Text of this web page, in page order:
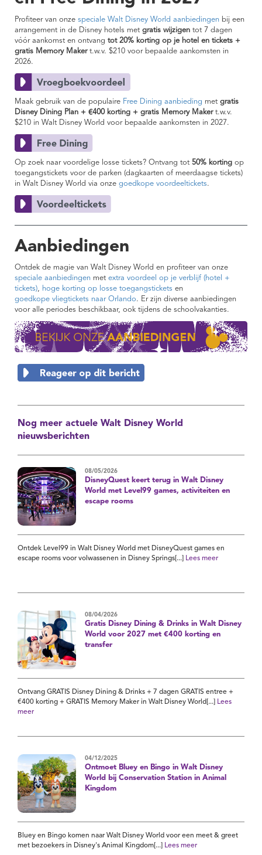
Profiteer van onze speciale Walt Disney World aanbiedingen bij een
arrangement in de Disney hotels met gratis wijzigen tot 7 dagen
vóór aankomst en ontvang tot 20% korting op je hotel en tickets +
gratis Memory Maker t.w.v. $210 voor bepaalde aankomsten in
2026.
Maak gebruik van de populaire Free Dining aanbieding met gratis
Disney Dining Plan + €400 korting + gratis Memory Makert.w.v.
$210 in Walt Disney World voor bepaalde aankomsten in 2027.
Op zoek naar voordelige losse tickets? Ontvang tot 50% korting op
toegangstickets voor de parken (dagkaarten of meerdaagse tickets)
in Walt Disney World via onze goedkope voordeeltickets.
Aanbiedingen
Ontdek de magie van Walt Disney World en profiteer van onze
speciale aanbiedingen met extra voordeel op je verblijf (hotel +
tickets), hoge korting op losse toegangstickets en
goedkope vliegtickets naar Orlando. Er zijn diverse aanbiedingen
voor alle periodes beschikbaar, ook tijdens de schoolvakanties.
Nog meer actuele Walt Disney World
nieuwsberichten
08/05/2026
DisneyQuest keert terug in Walt Disney
World met Level99 games, activiteiten en
escape rooms
Ontdek Level99 in Walt Disney World met DisneyQuest games en
escape rooms voor volwassenen in Disney Springs[...]
Lees meer
08/04/2026
Gratis Disney Dining & Drinks in Walt Disney
World voor 2027 met €400 korting en
transfer
Ontvang GRATIS Disney Dining & Drinks + 7 dagen GRATIS entree +
€400 korting + GRATIS Memory Maker in Walt Disney World[...]
Lees
meer
04/12/2025
Ontmoet Bluey en Bingo in Walt Disney
World bij Conservation Station in Animal
Kingdom
Bluey en Bingo komen naar Walt Disney World voor een meet & greet
met bezoekers in Disney's Animal Kingdom[...]
Lees meer